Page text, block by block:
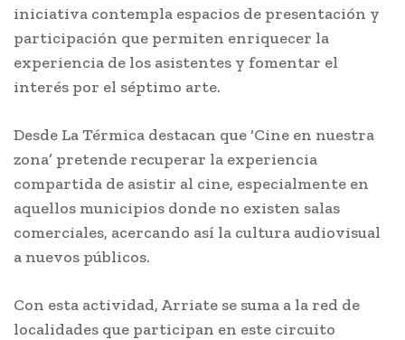
iniciativa contempla espacios de presentación y
participación que permiten enriquecer la
experiencia de los asistentes y fomentar el
interés por el séptimo arte.
Desde La Térmica destacan que ‘Cine en nuestra
zona’ pretende recuperar la experiencia
compartida de asistir al cine, especialmente en
aquellos municipios donde no existen salas
comerciales, acercando así la cultura audiovisual
a nuevos públicos.
Con esta actividad, Arriate se suma a la red de
localidades que participan en este circuito